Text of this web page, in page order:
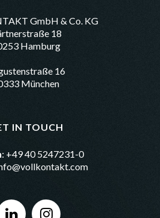
GmbH & Co. KG
18
Hamburg
16
München
IN TOUCH
: +49 40 5247231-0